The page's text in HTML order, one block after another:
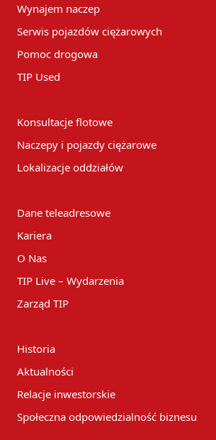
Wynajem naczep
Serwis pojazdów ciężarowych
Pomoc drogowa
TIP Used
Konsultacje flotowe
Naczepy i pojazdy ciężarowe
Lokalizacje oddziałów
Dane teleadresowe
Kariera
O Nas
TIP Live – Wydarzenia
Zarząd TIP
Historia
Aktualności
Relacje inwestorskie
Społeczna odpowiedzialność biznesu